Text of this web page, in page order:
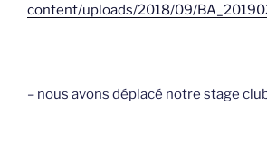
content/uploads/2018/09/
– nous avons déplacé notre stage